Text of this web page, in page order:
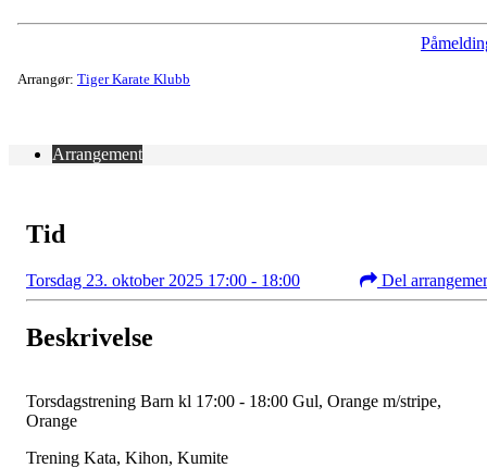
Arrangør: Tiger Karate Klubb
Arrangement
Tid
Torsdag 23. oktober 2025 17:00 - 18:00 Del
Beskrivelse
Torsdagstrening Barn kl 17:00 - 18:00 Gul, Orange m/stripe,
Orange
Trening Kata, Kihon, Kumite